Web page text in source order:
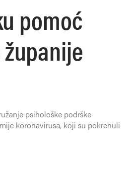
pomoć
psihološke podrške
koronavirusa, koji su pokrenuli